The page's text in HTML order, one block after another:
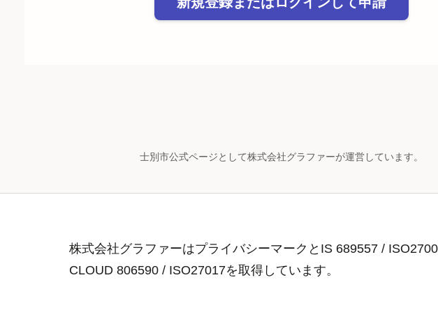
士別市公式ページとして株式会社グラファーが運営しています。
株式会社グラファーはプライバシーマークとIS 689557 /
CLOUD 806590 / ISO27017を取得しています。